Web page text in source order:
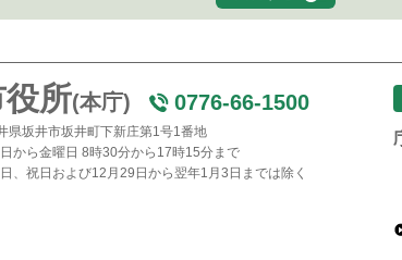
所(本庁) 0776-66-1500
県坂井市坂井町下新庄第1号1番地
から金曜日 8時30分から17時15分まで
、祝日および12月29日から翌年1月3日までは除く